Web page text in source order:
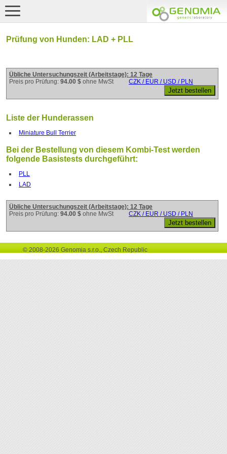
Prüfung von Hunden: LAD + PLL
Übliche Untersuchungszeit (Arbeitstage): 12 Tage
Preis pro Prüfung: 94.00 $ ohne MwSt CZK / EUR / USD / PLN
Liste der Hunderassen
Miniature Bull Terrier
Bei der Bestellung von diesem Kombi-Test werden
folgende Basistests durchgeführt:
PLL
LAD
Übliche Untersuchungszeit (Arbeitstage): 12 Tage
Preis pro Prüfung: 94.00 $ ohne MwSt CZK / EUR / USD / PLN
© 2008-2026 Genomia s.r.o., Czech Republic